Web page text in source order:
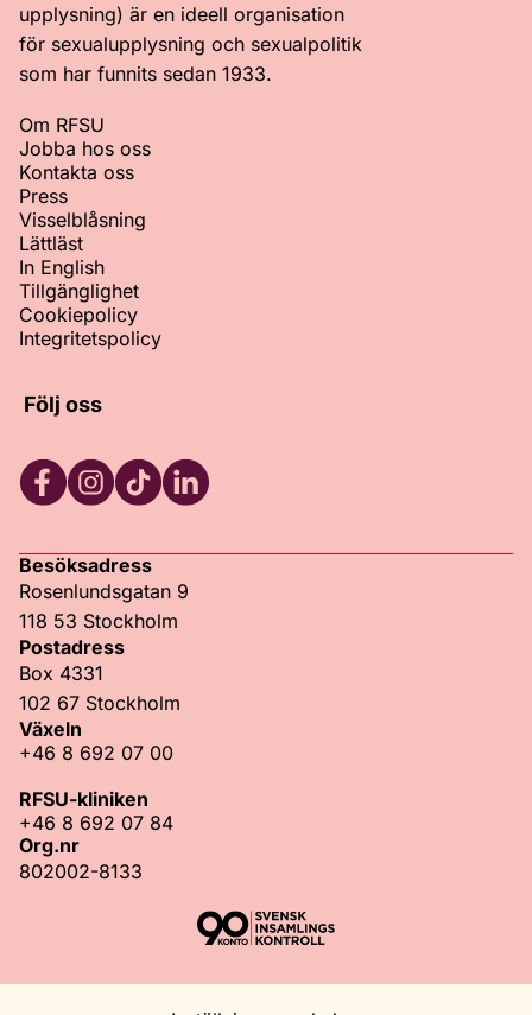
upplysning) är en ideell organisation
för sexualupplysning och sexualpolitik
som har funnits sedan 1933.
Om RFSU
Jobba hos oss
Kontakta oss
Press
Visselblåsning
Lättläst
In English
Tillgänglighet
Cookiepolicy
Integritetspolicy
Följ oss
Besöksadress
Rosenlundsgatan 9
118 53 Stockholm
Postadress
Box 4331
102 67 Stockholm
Växeln
+46 8 692 07 00
RFSU-kliniken
+46 8 692 07 84
Org.nr
802002-8133